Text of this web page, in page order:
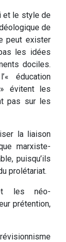
et le style de
de
peut exister
les idées
dociles.
éducation
évitent les
pas sur les
la liaison
marxiste-
puisqu’ils
prolétariat.
les néo-
prétention,